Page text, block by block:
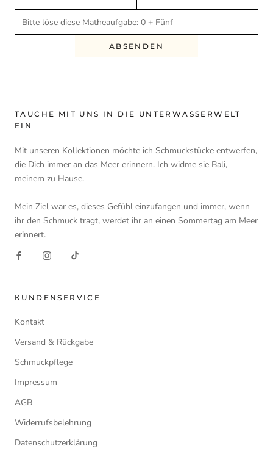
ABSENDEN
TAUCHE MIT UNS IN DIE UNTERWASSERWELT
EIN
Mit unseren Kollektionen möchte ich Schmuckstücke entwerfen,
die Dich immer an das Meer erinnern. Ich widme sie Bali,
meinem zu Hause.
Mein Ziel war es, dieses Gefühl einzufangen und immer, wenn
ihr den Schmuck tragt, werdet ihr an einen Sommertag am Meer
erinnert.
KUNDENSERVICE
Kontakt
Versand & Rückgabe
Schmuckpflege
Impressum
AGB
Widerrufsbelehrung
Datenschutzerklärung